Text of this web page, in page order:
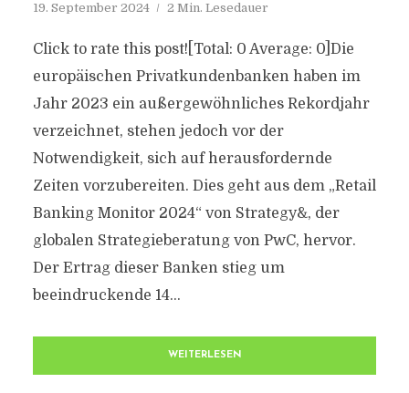
19. September 2024 2 Min. Lesedauer
Click to rate this post![Total: 0 Average: 0]Die
europäischen Privatkundenbanken haben im
Jahr 2023 ein außergewöhnliches Rekordjahr
verzeichnet, stehen jedoch vor der
Notwendigkeit, sich auf herausfordernde
Zeiten vorzubereiten. Dies geht aus dem „Retail
Banking Monitor 2024“ von Strategy&, der
globalen Strategieberatung von PwC, hervor.
Der Ertrag dieser Banken stieg um
beeindruckende 14...
WEITERLESEN